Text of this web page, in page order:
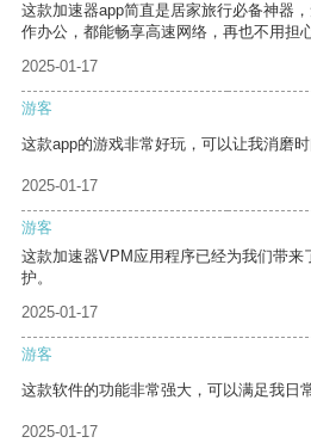
这款加速器app简直是居家旅行必备神器
作办公，都能畅享高速网络，再也不用担
2025-01-17
游客
这款app的游戏非常好玩，可以让我消磨时
2025-01-17
游客
这款加速器VPM应用程序已经为我们带来
护。
2025-01-17
游客
这款软件的功能非常强大，可以满足我日
2025-01-17